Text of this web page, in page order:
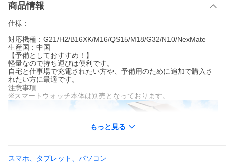
商品情報
仕様：
対応機種：G21/H2/B16XK/M16/QS15/M18/G32/N10/NexMate
生産国：中国
【予備としておすすめ！】
軽量なので持ち運びは便利です。
自宅と仕事場で充電されたい方や、予備用のために追加で購入さ
れたい方に最適です。
注意事項
※スマートウォッチ本体は別売となっております。
もっと見る
スマホ、タブレット、パソコン